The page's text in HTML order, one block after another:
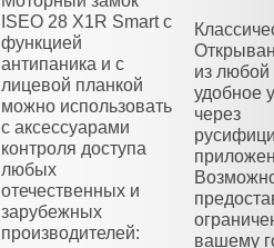
ISEO 28 X1R Smart с
функцией
антипаника и с
лицевой планкой
можно использовать
с аксессуарами
контроля доступа
любых
отечественных и
зарубежных
производителей:
из любой
удобное
через
вашему